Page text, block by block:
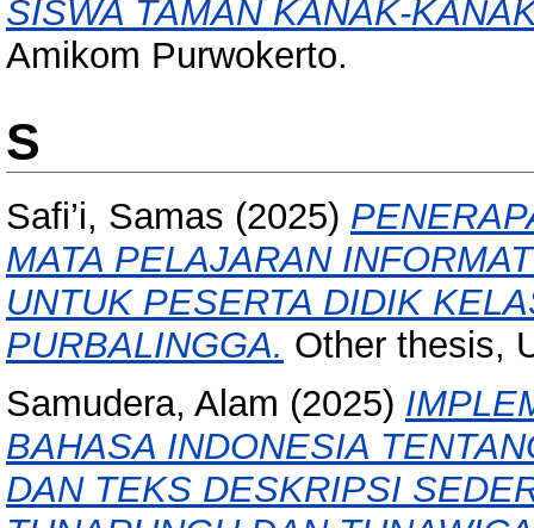
SISWA TAMAN KANAK-
Amikom Purwokerto.
S
Safi’i, Samas (2025)
MATA PELAJARAN
UNTUK PESERTA DIDIK
PURBALINGGA. Other thesis,
Samudera, Alam (2025)
BAHASA INDONESIA
DAN TEKS DESKRIPSI